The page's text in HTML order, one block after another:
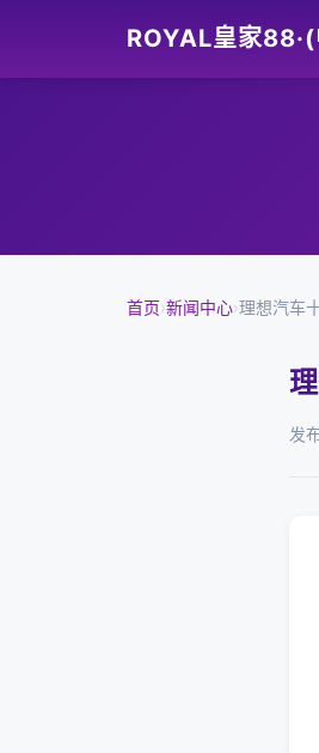
ROYAL皇家
首页›新闻中心›理想汽车
发